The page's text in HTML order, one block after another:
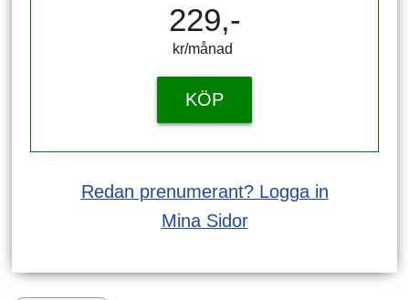
229,-
kr/månad ​​​​​​
KÖP
Redan prenumerant? Logga in
Mina Sidor